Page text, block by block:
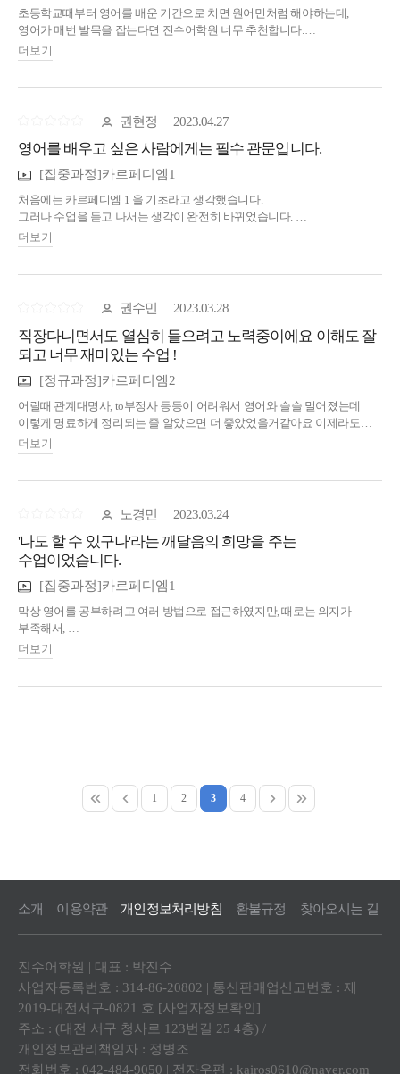
초등학교때부터 영어를 배운 기간으로 치면 원어민처럼 해야하는데,
영어가 매번 발목을 잡는다면 진수어학원 너무 추천합니다.
알맹이를 채워주셔서 감사해요.
더보기
권현정 2023.04.27
영어를 배우고 싶은 사람에게는 필수 관문입니다.
[집중과정]카르페디엠1
처음에는 카르페디엠 1 을 기초라고 생각했습니다.
그러나 수업을 듣고 나서는 생각이 완전히 바뀌었습니다.
카디1은 기초가 아닌 제대로 영어를 배우고 싶은 사람에게는 필수
관문입니다.
카디1을 듣고 부터 각종 품사들의 역할을 알고 제대로 활용할 수 있게
어떤 문장이 나와도 해석할 수 있는 방법을 알려주는 독해 하이라이트도
빠질 수 없습니다.
됩니다.
더보기
권수민 2023.03.28
직장다니면서도 열심히 들으려고 노력중이에요 이해도 잘
되고 너무 재미있는 수업 !
[정규과정]카르페디엠2
어릴때 관계대명사, to부정사 등등이 어려워서 영어와 슬슬 멀어졌는데
이렇게 명료하게 정리되는 줄 알았으면 더 좋았었을거같아요 이제라도
만나서 너무 다행입니다 ~!
더보기
노경민 2023.03.24
'나도 할 수 있구나'라는 깨달음의 희망을 주는
수업이었습니다.
[집중과정]카르페디엠1
막상 영어를 공부하려고 여러 방법으로 접근하였지만, 때로는 의지가
부족해서,
때로는 이해가 부족해서 늘 좌절하고 있었습니다.
그러던 중 진수 어학원의 카르페디엠 1,2 수업을 접하게 되었고
영어로부터 자유로워지며 진수 선생님께서 말씀하셨던 것처럼
고작 영어 때문에 비전을 낮추지 않겠습니다.
더보기
1 2 3 4
소개 이용약관 개인정보처리방침 환불규정 찾아오시는 길
진수어학원 | 대표 : 박진수
사업자등록번호 : 314-86-20802 | 통신판매업신고번호 : 제
2019-대전서구-0821 호 [사업자정보확인]
주소 : (대전 서구 청사로 123번길 25 4층) /
개인정보관리책임자 : 정병조
전화번호 : 042-484-9050 | 전자우편 : kairos0610@naver.com